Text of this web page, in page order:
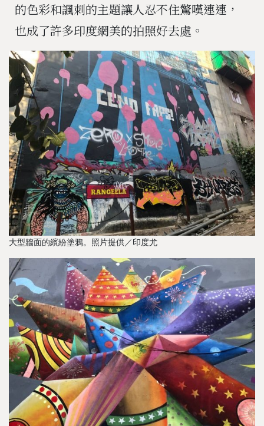
的色彩和諷刺的主題讓人忍不住驚嘆連連，
也成了許多印度網美的拍照好去處。
大型牆面的繽紛塗鴉。照片提供／印度尤